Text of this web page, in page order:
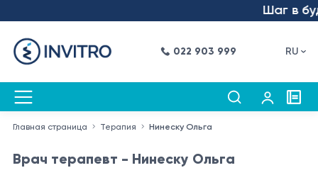
Шаг в
022 903 999 RU
Главная страница Терапия Нинеску Ольга
Врач терапевт - Нинеску Ольга